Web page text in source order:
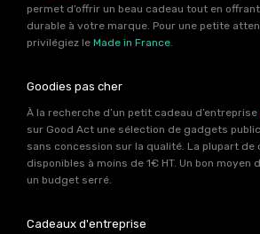
permet d’offrir un beau cadeau tout en
durable à votre marque. Pour une petite
privilégiez le Made in France.
Goodies pas cher
À la recherche d’un petit cadeau d’entreprise
sur Good Act une sélection de gadgets
sans concession sur la qualité. La plupart
disponibles à moins de 1€ HT. Un bon moyen
un budget serré.
Cadeaux d'entreprise